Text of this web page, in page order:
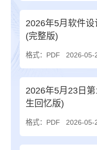
2026年5月软件
(完整版)
格式：PDF 2026-05-
2026年5月23日
生回忆版)
格式：PDF 2026-05-